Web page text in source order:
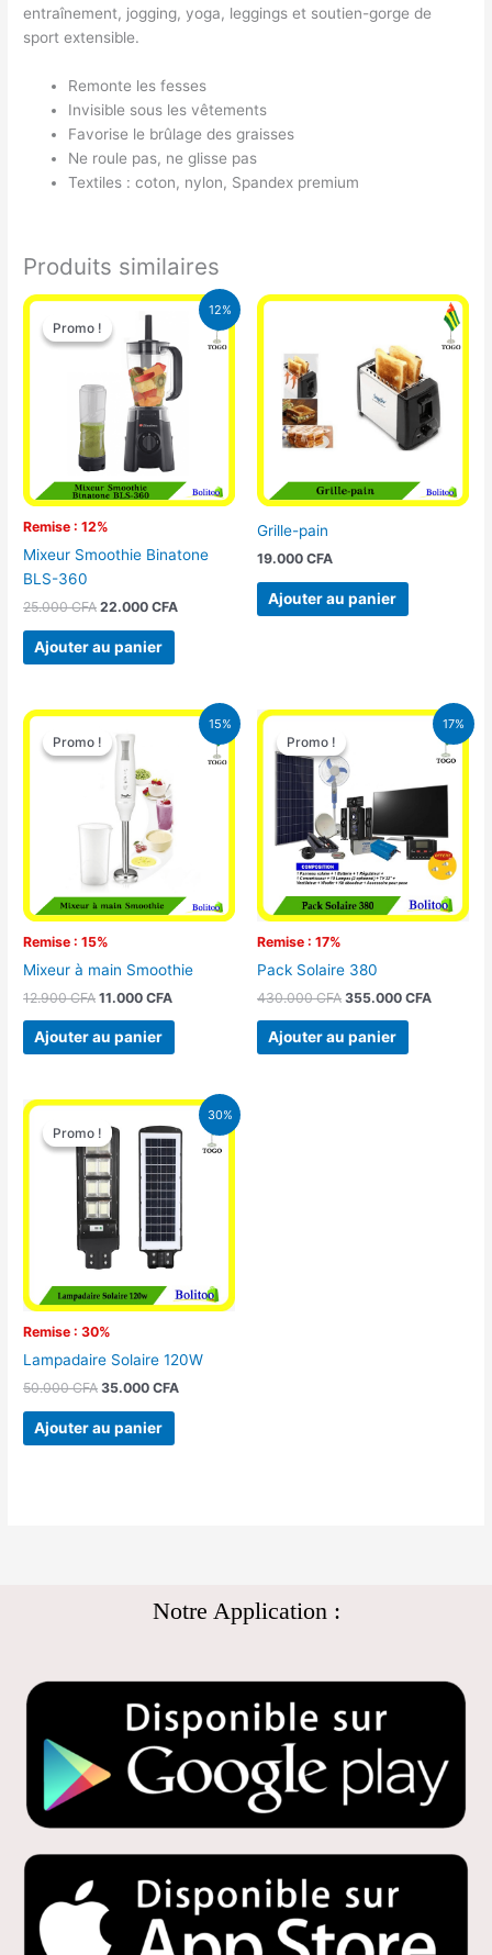
entraînement, jogging, yoga, leggings et soutien-gorge de
sport extensible.
Remonte les fesses
Invisible sous les vêtements
Favorise le brûlage des graisses
Ne roule pas, ne glisse pas
Textiles : coton, nylon, Spandex premium
Produits similaires
12%
Promo !
Remise : 12%
Promo !
Mixeur Smoothie Binatone
BLS-360
25.000CFA
Le
prix
initial
était :
25.000 CFA.
22.000CFA
Le
prix
actuel
est :
Ajouter au panier
Grille-pain
19.000 CFA
Ajouter au panier
15%
Promo !
Remise : 15%
Promo !
Mixeur à main Smoothie
12.900CFA
Le
prix
initial
était :
12.900 CFA.
11.000CFA
Le
Ajouter au panier
17%
Promo !
Remise : 17%
Promo !
Pack Solaire 380
430.000CFA
Le
initial
était :
430.000 CFA.
355.000 CFA
Le
prix
actuel
est :
355.000
Ajouter au panier
30%
Promo !
Remise : 30%
Promo !
Lampadaire Solaire 120W
50.000CFA
Le
prix
initial
était :
50.000 CFA.
35.000CFA
Le
prix
actuel
est :
35.000 CFA.
Ajouter au panier
Notre Application :